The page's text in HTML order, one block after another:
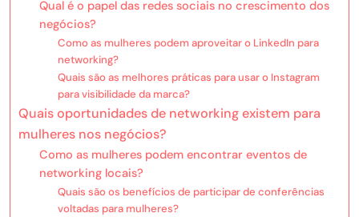
Qual é o papel das redes sociais no crescimento dos
negócios?
Como as mulheres podem aproveitar o LinkedIn para
networking?
Quais são as melhores práticas para usar o Instagram
para visibilidade da marca?
Quais oportunidades de networking existem para
mulheres nos negócios?
Como as mulheres podem encontrar eventos de
networking locais?
Quais são os benefícios de participar de conferências
voltadas para mulheres?